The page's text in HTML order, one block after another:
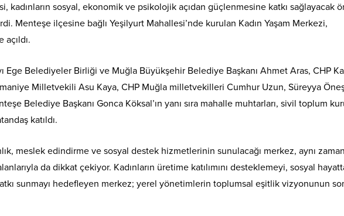
kadınların sosyal, ekonomik ve psikolojik açıdan güçlenmesine katkı sağlayacak
Menteşe ilçesine bağlı Yeşilyurt Mahallesi’nde kurulan Kadın Yaşam Merkezi,
Ege Belediyeler Birliği ve Muğla Büyükşehir Belediye Başkanı Ahmet Aras, CHP
Milletvekili Asu Kaya, CHP Muğla milletvekilleri Cumhur Uzun, Süreyya
Belediye Başkanı Gonca Köksal’ın yanı sıra mahalle muhtarları, sivil toplum
katıldı.
meslek edindirme ve sosyal destek hizmetlerinin sunulacağı merkez, aynı
da dikkat çekiyor. Kadınların üretime katılımını desteklemeyi, sosyal
sunmayı hedefleyen merkez; yerel yönetimlerin toplumsal eşitlik vizyonunun